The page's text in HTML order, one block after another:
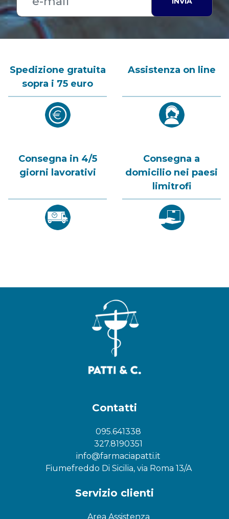
Spedizione gratuita
sopra i 75 euro
Assistenza on line
Consegna in 4/5
giorni lavorativi
Consegna a
domicilio nei paesi
limitrofi
Contatti
095.641338
327.8190351
info@farmaciapatti.it
Fiumefreddo Di Sicilia, via Roma 13/A
Servizio clienti
Area Assistenza